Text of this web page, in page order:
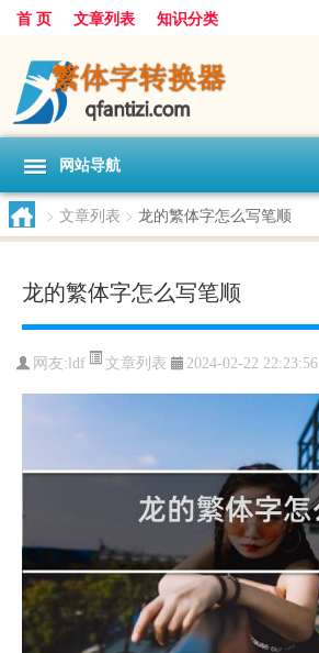
首 页 文章列表 知识分类
网站导航
> 文章列表 > 龙的繁体字怎么写笔顺
龙的繁体字怎么写笔顺
网友:ldf 文章列表 2024-02-22 22:23:56